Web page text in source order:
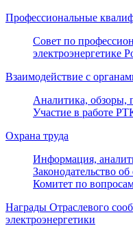
Профессиональные
Совет по
Взаимодействие с
Аналитика, обзоры,
Участие в работе
Охрана труда
Информация,
Законодательство об
Комитет по
Награды Отраслевого
электроэнергетики